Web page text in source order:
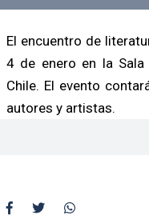
El encuentro de
4 de enero en la
Chile. El evento
autores y artistas.